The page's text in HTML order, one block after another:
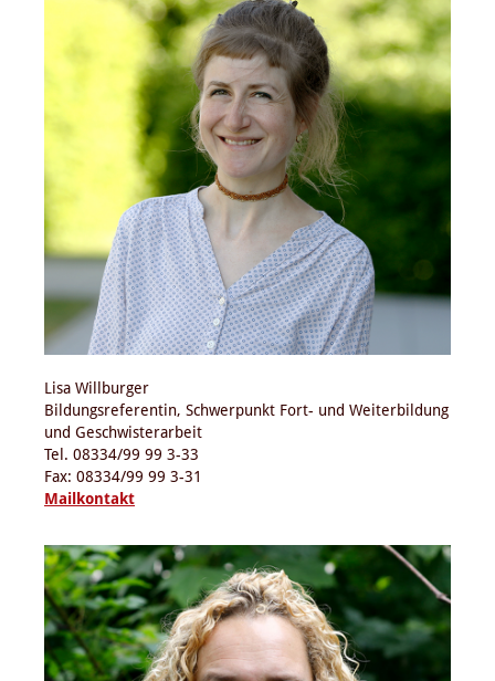
Lisa Willburger
Bildungsreferentin, Schwerpunkt Fort- und Weiterbildung
und Geschwisterarbeit
Tel. 08334/99 99 3-33
Fax: 08334/99 99 3-31
Mailkontakt